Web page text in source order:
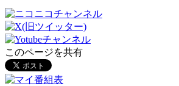
このページを共有